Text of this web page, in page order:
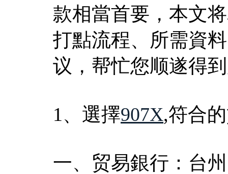
款相當首要，本文
打點流程、所需資
议，帮忙您顺遂得
1、選擇907X,符合
一、贸易銀行：台